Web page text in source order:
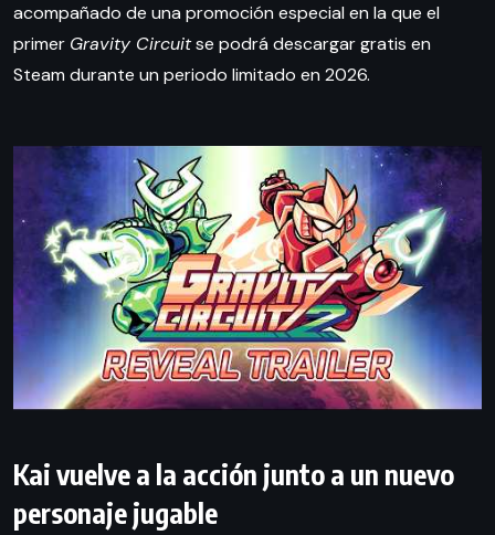
acompañado de una promoción especial en la que el
primer Gravity Circuitse podrá descargar gratis en
Steam durante un periodo limitado en 2026.
Kai vuelve a la acción junto a un nuevo
personaje jugable